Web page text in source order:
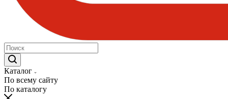
Каталог
По всему сайту
По каталогу